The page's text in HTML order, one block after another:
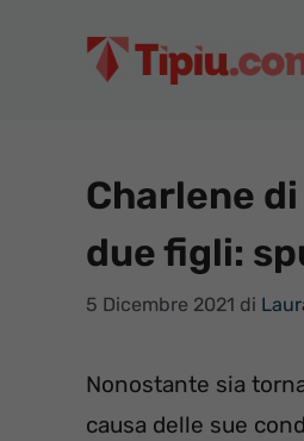
Charlene
due figli:
5 Dicembre 2021 di
Nonostante sia
causa delle sue